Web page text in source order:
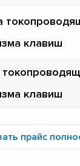
клавиш
клавиш
прайс